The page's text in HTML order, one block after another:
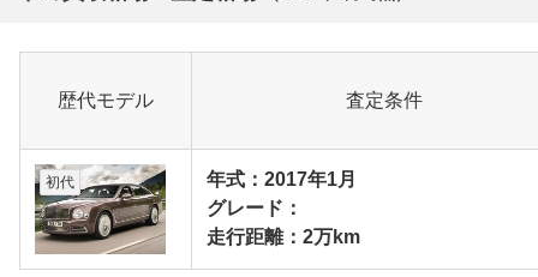
歴代モデル 査定条件
初代
年式：2017年1月
グレード：
走行距離：2万km